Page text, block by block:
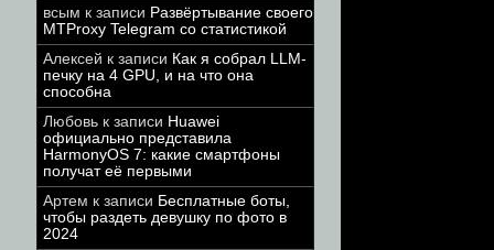
всым к записи Развёртывание своего
MTProxy Telegram со статистикой
Алексей к записи Как я собрал LLM-
печку на 4 GPU, и на что она
способна
Любовь к записи Huawei
официально представила
HarmonyOS 7: какие смартфоны
получат её первыми
Артем к записи Бесплатные боты,
чтобы раздеть девушку по фото в
2024